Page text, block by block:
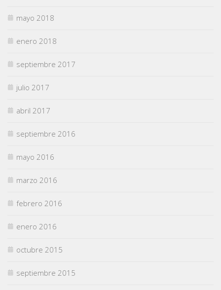
mayo 2018
enero 2018
septiembre 2017
julio 2017
abril 2017
septiembre 2016
mayo 2016
marzo 2016
febrero 2016
enero 2016
octubre 2015
septiembre 2015